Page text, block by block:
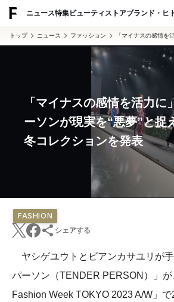
ニュース特集ビューティ ストアブランド・ヒ
トップ ニュース ファッション 「マイナスの感情を
「マイナスの感情を活力に
ーソンが現実を“悪夢”と捉
冬コレクションを発表
FASHION
シェアする
ヤシゲユウトとビアンカサユリが
パーソン（TENDER PERSON）」
Fashion Week TOKYO 2023 A/W」